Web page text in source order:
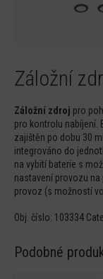
Záložní
Záložní zdroj pro
pro kontrolu nabíjení.
zajištěn po dobu 30
integrováno do
na vybití baterie s
nastavení provozu
provoz (s možností
Obj. číslo: 103334
Podobné